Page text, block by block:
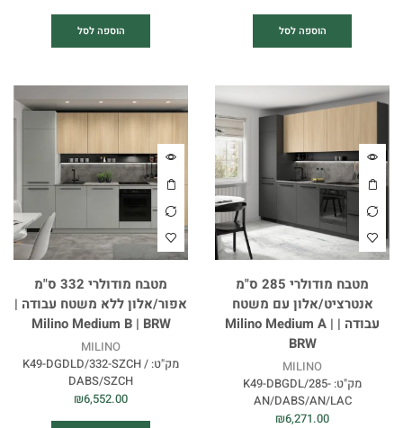
הוספה לסל הוספה לסל
מטבח מודולרי 285 ס"מ
אנטרציט/אלון עם משטח
עבודה | Milino Medium A |
BRW
MILINO
מק"ט: K49-DBGDL/285-
AN/DABS/AN/LAC
₪6,271.00
מטבח מודולרי 332 ס"מ
אפור/אלון ללא משטח עבודה |
Milino Medium B | BRW
MILINO
מק"ט: K49-DGDLD/332-SZCH /
DABS/SZCH
₪6,552.00